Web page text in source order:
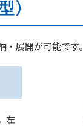
）
展開が可能です。
左